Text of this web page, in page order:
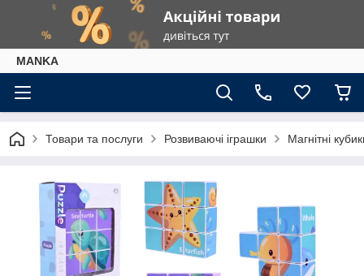
МАNKА
Товари та послуги Розвиваючі іграшки Магнітні